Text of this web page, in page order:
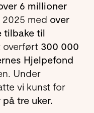
6 millioner
med over
tilbake til
overført 300 000
Hjelpefond
Under
vi kunst for
tre uker.